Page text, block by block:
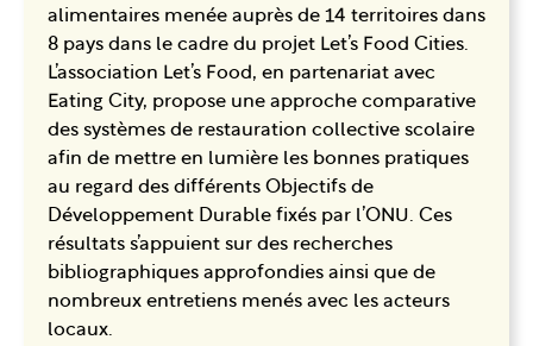
alimentaires menée auprès de 14 territoires dans
8 pays dans le cadre du projet Let’s Food Cities.
L’association Let’s Food, en partenariat avec
Eating City, propose une approche comparative
des systèmes de restauration collective scolaire
afin de mettre en lumière les bonnes pratiques
au regard des différents Objectifs de
Développement Durable fixés par l’ONU. Ces
résultats s’appuient sur des recherches
bibliographiques approfondies ainsi que de
nombreux entretiens menés avec les acteurs
locaux.